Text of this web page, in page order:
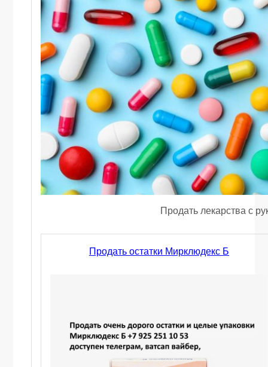
Продать лекарства с
Продать остатки Мирклюдекс Б